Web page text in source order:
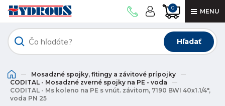
0 MENU
Hľadať
Mosadzné spojky, fitingy a závitové prípojky
CODITAL - Mosadzné zverné spojky na PE - voda
CODITAL - Ms koleno na PE s vnút. závitom, 7190 BWI 40x1.1/4",
voda PN 25